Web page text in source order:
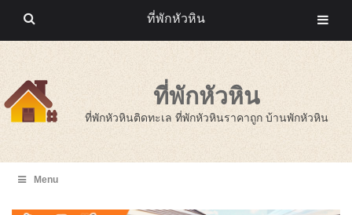
ที่พักหัวหิน
ที่พักหัวหินติดทะเล ที่พักหัวหินราคาถูก บ้านพักหัวหิน
Menu
ที่พักหัวหิน